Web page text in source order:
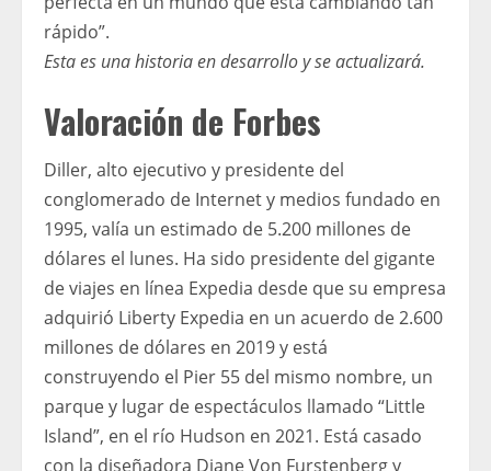
rápido”.
Esta es una historia en desarrollo y se actualizará.
Valoración de Forbes
Diller, alto ejecutivo y presidente del
conglomerado de Internet y medios fundado en
1995, valía un estimado de 5.200 millones de
dólares el lunes. Ha sido presidente del gigante
de viajes en línea Expedia desde que su empresa
adquirió Liberty Expedia en un acuerdo de 2.600
millones de dólares en 2019 y está
construyendo el Pier 55 del mismo nombre, un
parque y lugar de espectáculos llamado “Little
Island”, en el río Hudson en 2021. Está casado
con la diseñadora Diane Von Furstenberg y